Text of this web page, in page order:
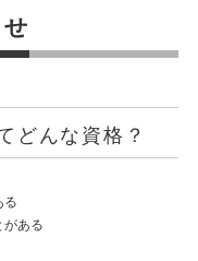
どんな資格？
る
ある